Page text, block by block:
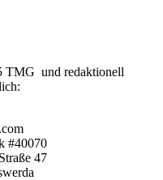
TMG und redaktionell
#40070
47